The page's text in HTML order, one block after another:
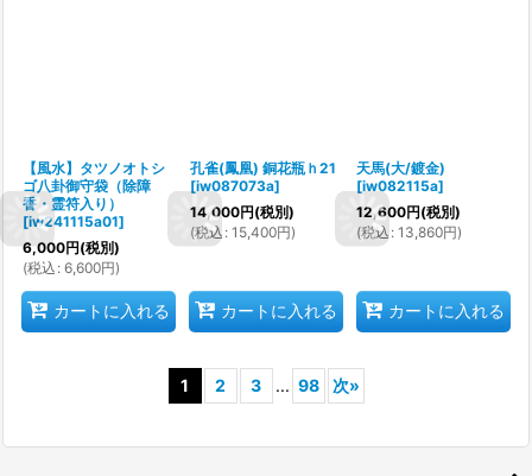
【風水】タツノオトシ
ゴ八卦御守袋（除障
香・霊符入り）
[iw241115a01]
6,000円(税別)
(税込 : 6,600円)
カートに入れる
孔雀(鳳凰) 銅花瓶ｈ21
[iw087073a]
14,000円(税別)
(税込 : 15,400円)
カートに入れる
天馬(大/鍍金)
[iw082115a]
12,600円(税別)
(税込 : 13,860円)
カートに入れる
1 2 3 ... 98 次»